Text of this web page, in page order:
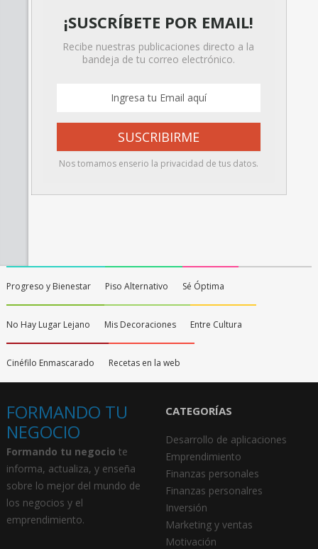
¡SUSCRÍBETE POR EMAIL!
Recibe nuestras publicaciones directo a la
bandeja de tu correo electrónico.
Nos tomamos enserio la privacidad de tus datos.
Progreso y Bienestar Piso Alternativo Sé Óptima
No Hay Lugar Lejano Mis Decoraciones Entre Cultura
Cinéfilo Enmascarado Recetas en la web
FORMANDO TU
NEGOCIO
Formando tu negocio te
informa, actualiza, y enseña
sobre lo mejor del mundo de
los negocios y el
emprendimiento.
CATEGORÍAS
Desarrollo de aplicaciones
Emprendimiento
Finanzas personales
Finanzas personalres
Inversión
Marketing y ventas
Motivación